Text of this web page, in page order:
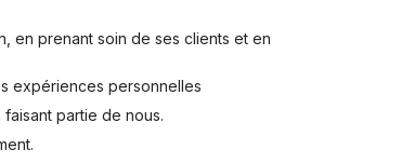
en prenant soin de ses clients et en
expériences personnelles
partie de nous.